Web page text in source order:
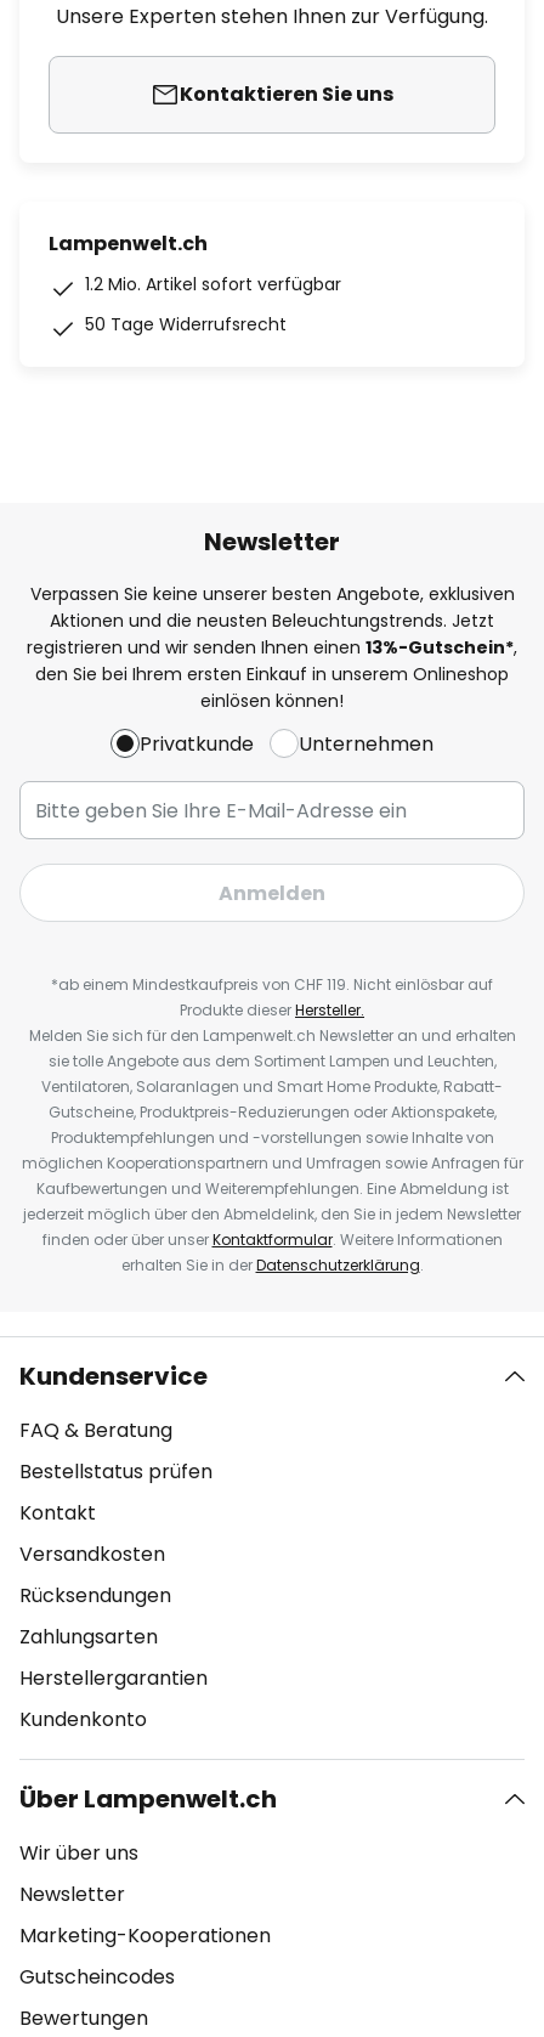
Unsere Experten stehen Ihnen zur Verfügung.
Kontaktieren Sie uns
Lampenwelt.ch
1.2 Mio. Artikel sofort verfügbar
50 Tage Widerrufsrecht
Newsletter
Verpassen Sie keine unserer besten Angebote, exklusiven
Aktionen und die neusten Beleuchtungstrends. Jetzt
registrieren und wir senden Ihnen einen 13%-Gutschein*,
den Sie bei Ihrem ersten Einkauf in unserem Onlineshop
einlösen können!
Privatkunde Unternehmen
Anmelden
*ab einem Mindestkaufpreis von CHF 119. Nicht einlösbar auf
Produkte dieserHersteller.
Melden Sie sich für den Lampenwelt.ch Newsletter an und erhalten
sie tolle Angebote aus dem Sortiment Lampen und Leuchten,
Ventilatoren, Solaranlagen und Smart Home Produkte, Rabatt-
Gutscheine, Produktpreis-Reduzierungen oder Aktionspakete,
Produktempfehlungen und -vorstellungen sowie Inhalte von
möglichen Kooperationspartnern und Umfragen sowie Anfragen für
Kaufbewertungen und Weiterempfehlungen. Eine Abmeldung ist
jederzeit möglich über den Abmeldelink, den Sie in jedem Newsletter
finden oder über unserKontaktformular. Weitere Informationen
erhalten Sie in derDatenschutzerklärung.
Kundenservice
FAQ & Beratung
Bestellstatus prüfen
Kontakt
Versandkosten
Rücksendungen
Zahlungsarten
Herstellergarantien
Kundenkonto
Über Lampenwelt.ch
Wir über uns
Newsletter
Marketing-Kooperationen
Gutscheincodes
Bewertungen